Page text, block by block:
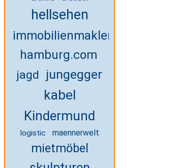
hellsehen
immobilienmakler-
hamburg.com
jagd jungegger
kabel
Kindermund
logistic maennerwelt
mietmöbel